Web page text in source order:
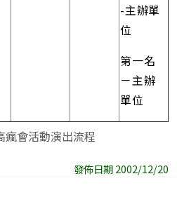
會活動演出流程
-主辦單
位
第一名
－主辦
單位
發佈日期 2002/12/20